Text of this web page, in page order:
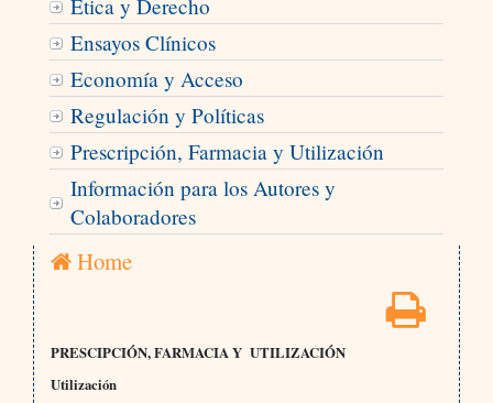
Ética y Derecho
Ensayos Clínicos
Economía y Acceso
Regulación y Políticas
Prescripción, Farmacia y Utilización
Información para los Autores y
Colaboradores
Home
PRESCIPCIÓN, FARMACIA Y UTILIZACIÓN
Utilización